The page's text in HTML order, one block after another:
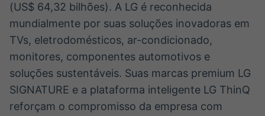
(US$ 64,32 bilhões). A LG é reconhecida
mundialmente por suas soluções inovadoras em
TVs, eletrodomésticos, ar-condicionado,
monitores, componentes automotivos e
soluções sustentáveis. Suas marcas premium LG
SIGNATURE e a plataforma inteligente LG ThinQ
reforçam o compromisso da empresa com